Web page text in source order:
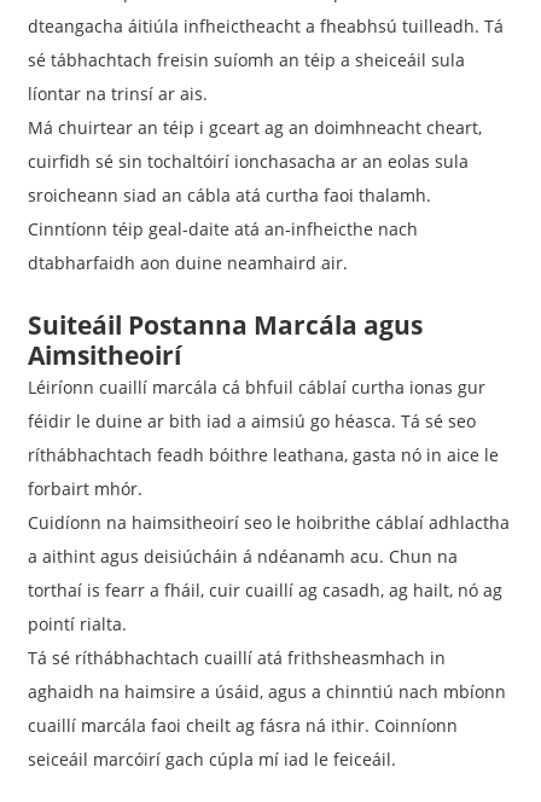
dteangacha áitiúla infheictheacht a fheabhsú tuilleadh. Tá
sé tábhachtach freisin suíomh an téip a sheiceáil sula
líontar na trinsí ar ais.
Má chuirtear an téip i gceart ag an doimhneacht cheart,
cuirfidh sé sin tochaltóirí ionchasacha ar an eolas sula
sroicheann siad an cábla atá curtha faoi thalamh.
Cinntíonn téip geal-daite atá an-infheicthe nach
dtabharfaidh aon duine neamhaird air.
Suiteáil Postanna Marcála agus
Aimsitheoirí
Léiríonn cuaillí marcála cá bhfuil cáblaí curtha ionas gur
féidir le duine ar bith iad a aimsiú go héasca. Tá sé seo
ríthábhachtach feadh bóithre leathana, gasta nó in aice le
forbairt mhór.
Cuidíonn na haimsitheoirí seo le hoibrithe cáblaí adhlactha
a aithint agus deisiúcháin á ndéanamh acu. Chun na
torthaí is fearr a fháil, cuir cuaillí ag casadh, ag hailt, nó ag
pointí rialta.
Tá sé ríthábhachtach cuaillí atá frithsheasmhach in
aghaidh na haimsire a úsáid, agus a chinntiú nach mbíonn
cuaillí marcála faoi cheilt ag fásra ná ithir. Coinníonn
seiceáil marcóirí gach cúpla mí iad le feiceáil.